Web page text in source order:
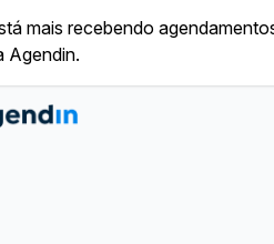
mais recebendo
Agendin.